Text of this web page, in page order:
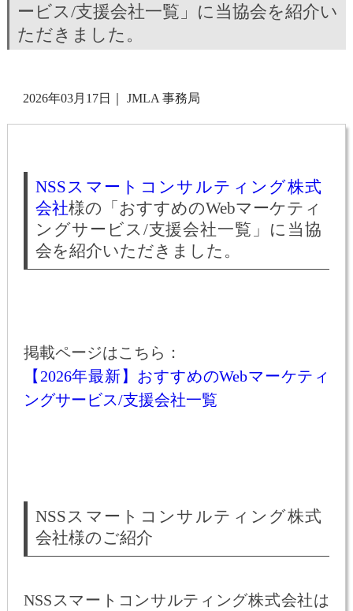
ービス/支援会社一覧」に当協会を紹介い
ただきました。
2026年03月17日 JMLA 事務局
NSSスマートコンサルティング株式
会社様の「おすすめのWebマーケティ
ングサービス/支援会社一覧」に当協
会を紹介いただきました。
掲載ページはこちら：
【2026年最新】おすすめのWebマーケティ
ングサービス/支援会社一覧
NSSスマートコンサルティング株式
会社様のご紹介
NSSスマートコンサルティング株式会社は